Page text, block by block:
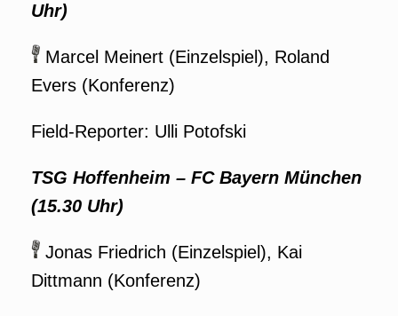
Uhr)
Marcel Meinert (Einzelspiel), Roland
Evers (Konferenz)
Field-Reporter: Ulli Potofski
TSG Hoffenheim – FC Bayern München
(15.30 Uhr)
Jonas Friedrich (Einzelspiel), Kai
Dittmann (Konferenz)